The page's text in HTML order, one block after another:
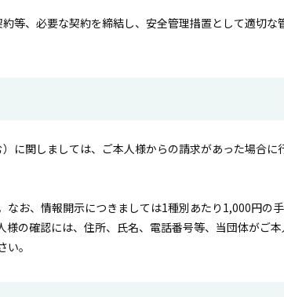
等、必要な契約を締結し、安全管理措置として適切な
に関しましては、ご本人様からの請求があった場合に
なお、情報開示につきましては1種別あたり1,000円の
の確認には、住所、氏名、電話番号等、当団体がご本
。